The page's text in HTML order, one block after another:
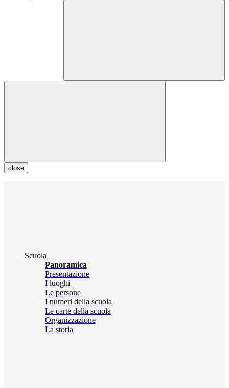
close
Scuola
Panoramica
Presentazione
I luoghi
Le persone
I numeri della scuola
Le carte della scuola
Organizzazione
La storia